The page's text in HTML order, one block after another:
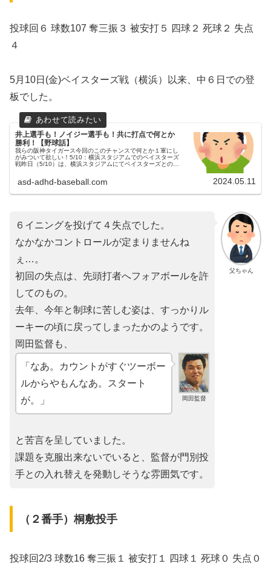
投球回６ 球数107 奪三振３ 被安打５ 四球２ 死球２ 失点
４
5月10日(金)ベイスターズ戦（横浜）以来、中６日での登
板でした。
井上選手も！ノイジー選手も！共に打点で何とか
勝利！【野球話】
我らの阪神タイガース今回のこのチャンスで何とか１軍にし
がみついて欲しい！5/10：横浜スタジアムでのベイスターズ
戦昨日（5/10）は、横浜スタジアムにてベイスターズとの試
18:00）父ちゃん試...
asd-adhd-baseball.com 2024.05.11
父ちゃん
６イニングを投げて４失点でした。
なかなかコントロールが定まりませんね
ぇ…。
初回の失点は、先頭打者へフォアボールを許
してのもの。
去年、今年と制球に苦しむ姿は、すっかりル
ーキーの頃に戻ってしまったかのようです。
岡田監督も、
岡田監督
「なあ。カウントがすぐツーボー
ルからやもんなあ。スタート
が。」
と苦言を呈していました。
課題を克服出来ないでいると、監督が門別投
手との入れ替えを発動しそうな雰囲気です。
（２番手）桐敷投手
投球回2/3 球数16 奪三振１ 被安打１ 四球１ 死球０ 失点０